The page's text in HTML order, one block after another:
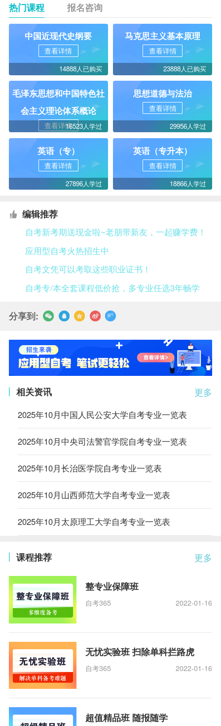
热门课程 报名咨询
中国近现代史纲要
查看详情
14888人已购买
马克思主义基本原理
查看详情
23888人已购买
毛泽东思想和中国特色社
会主义理论体系概论
查看详情16523人学过
思想道德与法治
查看详情
29956人学过
英语（专）
查看详情
27896人学过
英语（专升本）
查看详情
18866人学过
编辑推荐
自考新考期送现金啦~老朋带新友，一起赚学费！
应用型自考火热招生中
自考文凭可以考取这些职业证书！
自考专/本全套课程低价抢，多专业任选3年畅学
分享到:
更多
相关资讯
2025年10月中国人民公安大学自考专业一览表
2025年10月中央司法警官学院自考专业一览表
2025年10月长治医学院自考专业一览表
2025年10月山西师范大学自考专业一览表
2025年10月太原理工大学自考专业一览表
更多
课程推荐
整专业保障班
自考365 2022-01-16
无忧实验班 扫除单科拦路虎
自考365 2022-01-16
超值精品班 随报随学